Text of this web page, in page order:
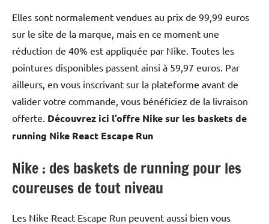
Elles sont normalement vendues au prix de 99,99 euros
sur le site de la marque, mais en ce moment une
réduction de 40% est appliquée par Nike. Toutes les
pointures disponibles passent ainsi à 59,97 euros. Par
ailleurs, en vous inscrivant sur la plateforme avant de
valider votre commande, vous bénéficiez de la livraison
offerte. Découvrez ici l’offre Nike sur les baskets de
running Nike React Escape Run
Nike : des baskets de running pour les
coureuses de tout niveau
Les Nike React Escape Run peuvent aussi bien vous